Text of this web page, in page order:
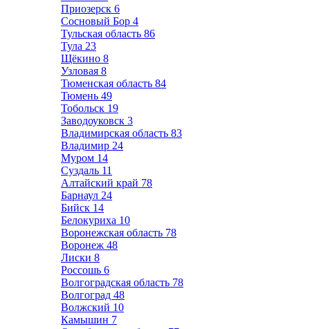
Приозерск 6
Сосновый Бор 4
Тульская область 86
Тула 23
Щёкино 8
Узловая 8
Тюменская область 84
Тюмень 49
Тобольск 19
Заводоуковск 3
Владимирская область 83
Владимир 24
Муром 14
Суздаль 11
Алтайский край 78
Барнаул 24
Бийск 14
Белокуриха 10
Воронежская область 78
Воронеж 48
Лиски 8
Россошь 6
Волгоградская область 78
Волгоград 48
Волжский 10
Камышин 7